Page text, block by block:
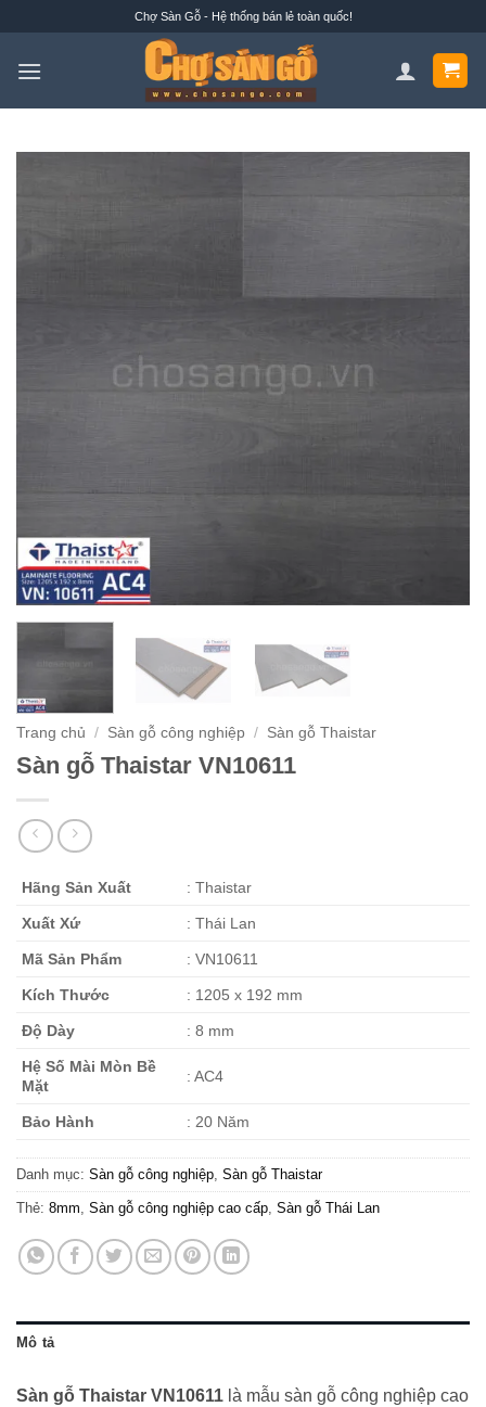
nội
Chợ Sàn Gỗ - Hệ thống bán lẻ toàn quốc!
Trang chủ / Sàn gỗ công nghiệp / Sàn gỗ Thaistar
Sàn gỗ Thaistar VN10611
Hãng Sản Xuất : Thaistar
Xuất Xứ : Thái Lan
Mã Sản Phẩm : VN10611
Kích Thước : 1205 x 192 mm
Độ Dày : 8 mm
Hệ Số Mài Mòn Bề
Mặt
: AC4
Bảo Hành : 20 Năm
Danh mục: Sàn gỗ công nghiệp, Sàn gỗ Thaistar
Thẻ: 8mm, Sàn gỗ công nghiệp cao cấp, Sàn gỗ Thái Lan
Mô tả
Sàn gỗ Thaistar VN10611 là mẫu sàn gỗ công nghiệp cao